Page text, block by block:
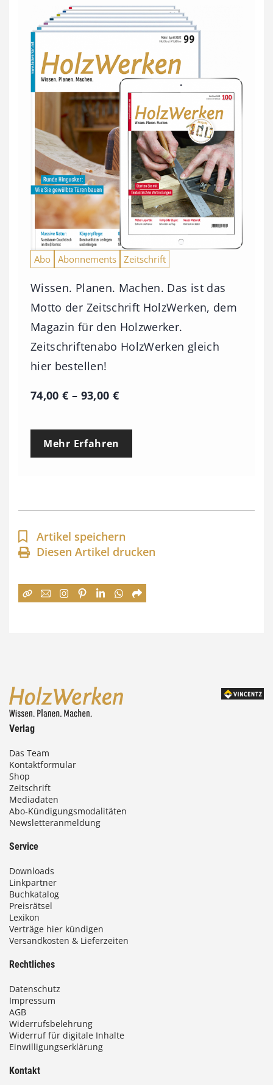
Abo Abonnements Zeitschrift
Wissen. Planen. Machen. Das ist das
Motto der Zeitschrift HolzWerken, dem
Magazin für den Holzwerker.
Zeitschriftenabo HolzWerken gleich
hier bestellen!
74,00€ – 93,00 €P
e
p
a
n
e
0
€
Mehr Erfahren
Artikel speichern
Diesen Artikel drucken
Verlag
Das Team
Kontaktformular
Shop
Zeitschrift
Mediadaten
Abo-Kündigungsmodalitäten
Newsletteranmeldung
Service
Downloads
Linkpartner
Buchkatalog
Preisrätsel
Lexikon
Verträge hier kündigen
Versandkosten & Lieferzeiten
Rechtliches
Datenschutz
Impressum
AGB
Widerrufsbelehrung
Widerruf für digitale Inhalte
Einwilligungserklärung
Kontakt